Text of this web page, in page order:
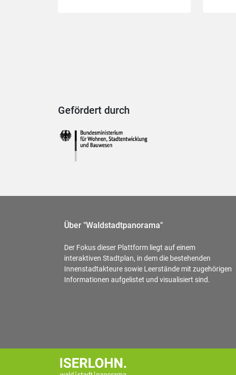
Gefördert durch
Über "Waldstadtpanorama"
Der Fokus dieser Plattform liegt auf einem
interaktiven Stadtplan, in dem die bestehenden
Innenstadtakteure sowie Leerstände mit zugehörigen
Informationen aufgelistet und visualisiert sind.